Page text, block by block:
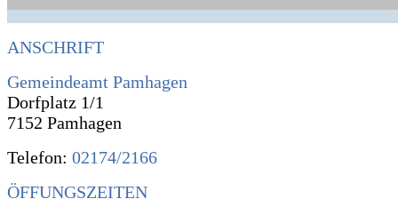
ANSCHRIFT
Gemeindeamt Pamhagen
Dorfplatz 1/1
7152 Pamhagen
Telefon: 02174/2166
ÖFFUNGSZEITEN